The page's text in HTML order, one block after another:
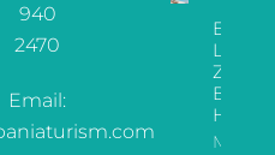
940
2470
Email:
Ein
Zu
Besten
Hotels
Mehr